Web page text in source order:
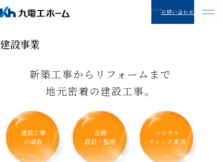
お問い合わせ
建設事業
新築工事からリフォームまで
地元密着の建設工事。
建設工事
の請負
企画
設計・監理
コンサル
ティング業務